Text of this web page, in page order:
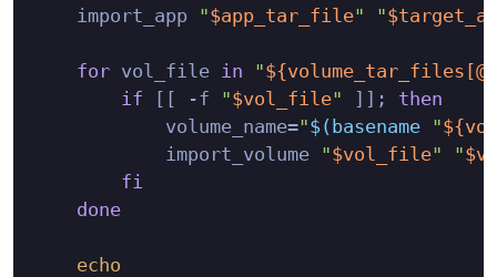
    import_app
"$app_tar_file" "
for vol_file in "
if [[ -f "$vol_file" ]]; then
            volume_name=
"$(basename "
            import_volume
"$vol_file" "
fi
done
echo